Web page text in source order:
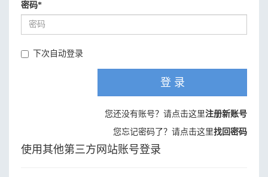
密码*
下次自动登录
登 录
您还没有账号？请点击这里注册新账号
您忘记密码了？请点击这里找回密码
使用其他第三方网站账号登录